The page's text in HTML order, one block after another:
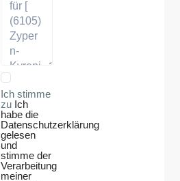
Ich stimme
zu Ich
habe die
Datenschutzerklärung
gelesen
und
stimme der
Verarbeitung
meiner